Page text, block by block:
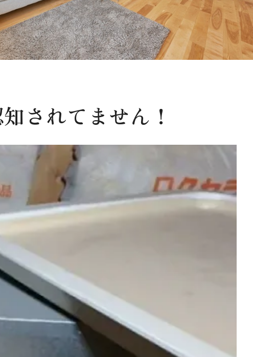
されてません！